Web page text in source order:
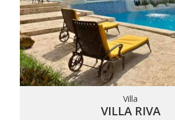
Villa
VILLA RIVA